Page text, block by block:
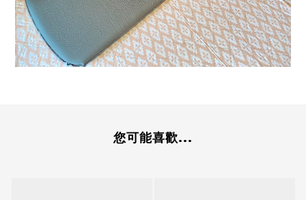
您可能喜歡...